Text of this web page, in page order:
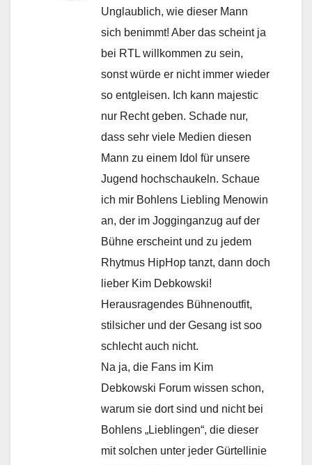
Unglaublich, wie dieser Mann
sich benimmt! Aber das scheint ja
bei RTL willkommen zu sein,
sonst würde er nicht immer wieder
so entgleisen. Ich kann majestic
nur Recht geben. Schade nur,
dass sehr viele Medien diesen
Mann zu einem Idol für unsere
Jugend hochschaukeln. Schaue
ich mir Bohlens Liebling Menowin
an, der im Jogginganzug auf der
Bühne erscheint und zu jedem
Rhytmus HipHop tanzt, dann doch
lieber Kim Debkowski!
Herausragendes Bühnenoutfit,
stilsicher und der Gesang ist soo
schlecht auch nicht.
Na ja, die Fans im Kim
Debkowski Forum wissen schon,
warum sie dort sind und nicht bei
Bohlens „Lieblingen“, die dieser
mit solchen unter jeder Gürtellinie